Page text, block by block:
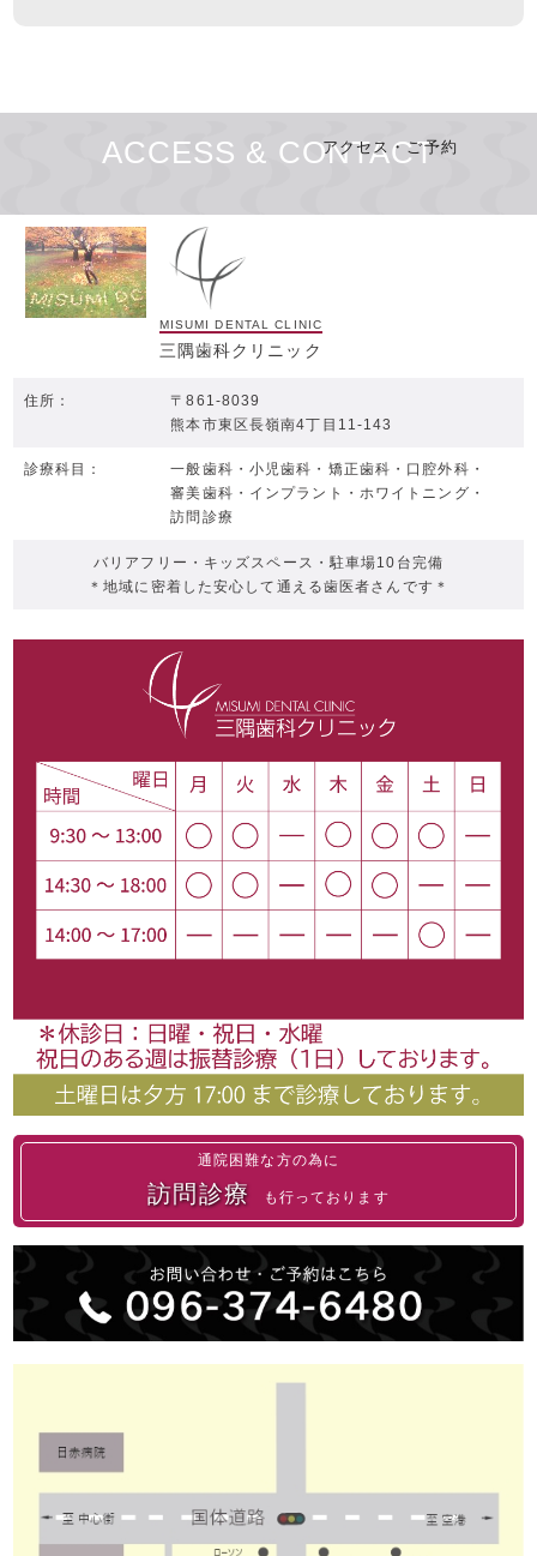
ACCESS & CONTACT
アクセス・ご予約
MISUMI DENTAL CLINIC
三隅歯科クリニック
住所：
〒861-8039
熊本市東区長嶺南4丁目11-143
診療科目： 一般歯科・ 小児歯科・ 矯正歯科・ 口腔外科・
審美歯科・ インプラント・ ホワイトニング・
訪問診療
バリアフリー・ キッズスペース・ 駐車場10台完備
＊地域に密着した安心して通える歯医者さんです＊
通院困難な方の為に
訪問診療 も行っております